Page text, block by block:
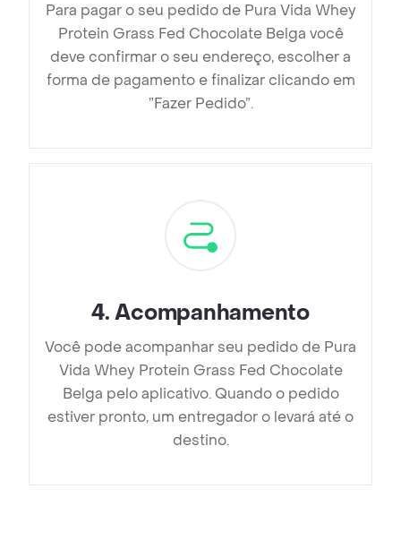
Para pagar o seu pedido de Pura Vida Whey
Protein Grass Fed Chocolate Belga você
deve confirmar o seu endereço, escolher a
forma de pagamento e finalizar clicando em
”Fazer Pedido”.
4.Acompanhamento
Você pode acompanhar seu pedido de Pura
Vida Whey Protein Grass Fed Chocolate
Belga pelo aplicativo. Quando o pedido
estiver pronto, um entregador o levará até o
destino.